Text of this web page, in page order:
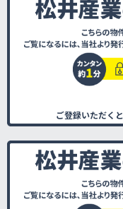
ご登録いただくと